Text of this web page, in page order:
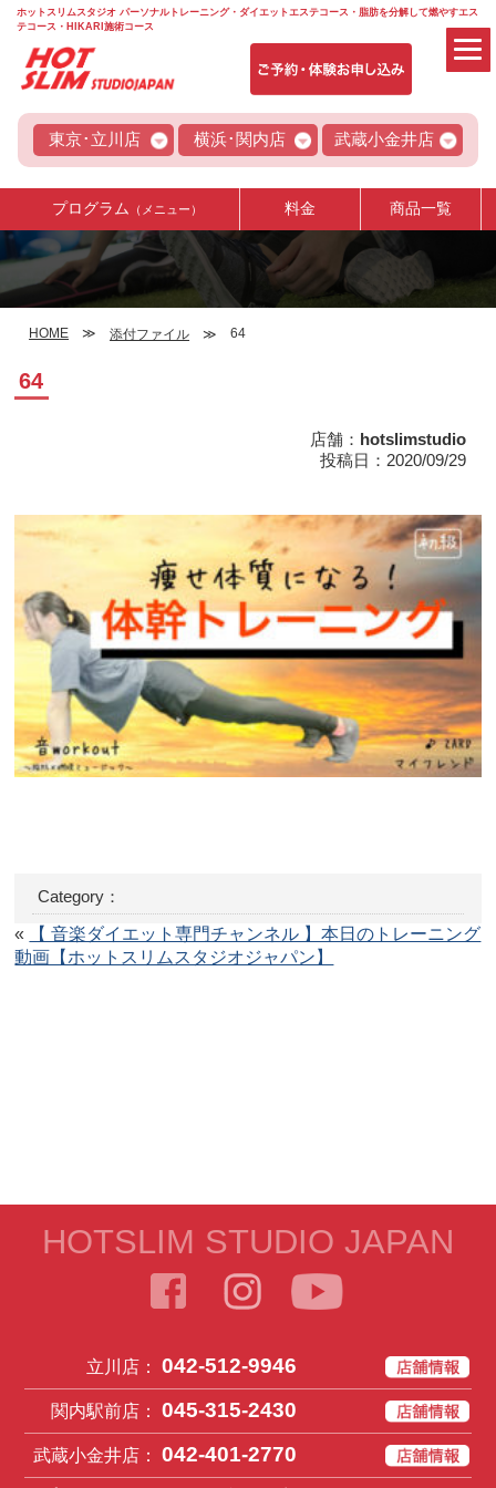
ホットスリムスタジオ パーソナルトレーニング・ダイエットエステコース・脂肪を分解して燃やすエス
テコース・HIKARI施術コース
東京･立川店 横浜･関内店 武蔵小金井店
プログラム （メニュー） 料金 商品一覧
HOME 添付ファイル 64
64
店舗： hotslimstudio
投稿日：2020/09/29
Category：
«
【 音楽ダイエット専門チャンネル 】本日のトレーニング
動画【ホットスリムスタジオジャパン】
HOTSLIM STUDIO JAPAN
立川店： 042-512-9946
関内駅前店： 045-315-2430
武蔵小金井店： 042-401-2770